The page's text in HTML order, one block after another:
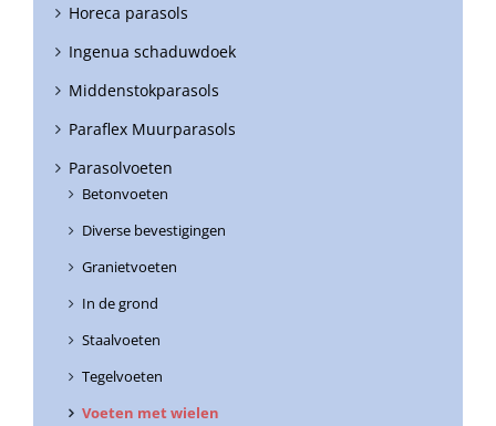
Horeca parasols
Ingenua schaduwdoek
Middenstokparasols
Paraflex Muurparasols
Parasolvoeten
Betonvoeten
Diverse bevestigingen
Granietvoeten
In de grond
Staalvoeten
Tegelvoeten
Voeten met wielen